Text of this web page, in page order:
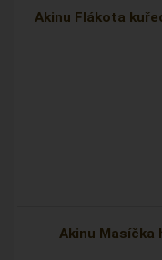
Akinu Flákota
Akinu Masíčka